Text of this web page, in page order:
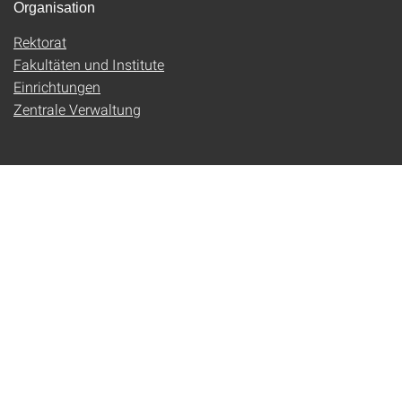
Organisation
Rektorat
Fakultäten und Institute
Einrichtungen
Zentrale Verwaltung